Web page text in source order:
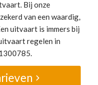
Bij onze
van een waardig,
uitvaart is immers bij
regelen in